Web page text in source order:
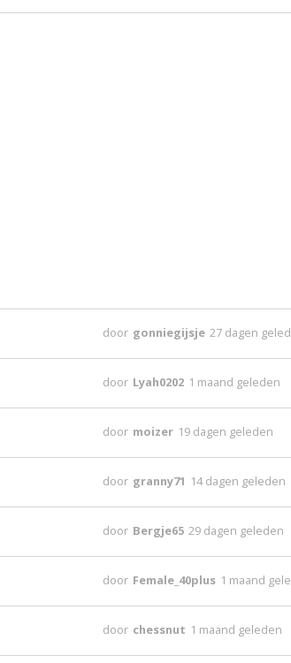
door gonniegijsje 27 dagen
door Lyah0202 1 maand geleden
door moizer 19 dagen geleden
door granny71 14 dagen geleden
door Bergje65 29 dagen geleden
door Female_40plus 1 maand
door chessnut 1 maand geleden